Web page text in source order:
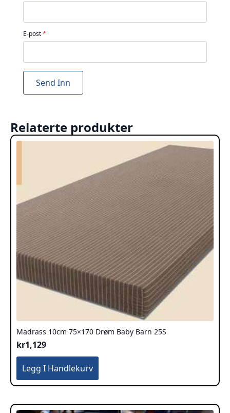
E-post*
Relaterte produkter
Madrass 10cm 75×170 Drøm Baby Barn 25S
kr1,129
Legg I Handlekurv